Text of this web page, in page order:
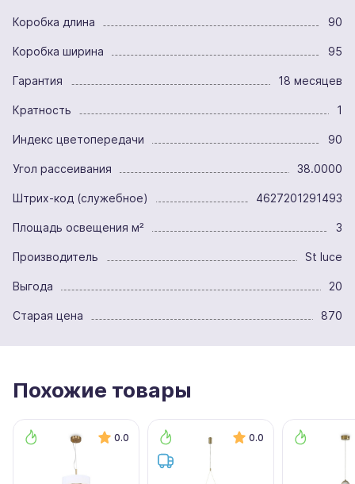
Коробка длина 90
Коробка ширина 95
Гарантия 18 месяцев
Кратность 1
Индекс цветопередачи 90
Угол рассеивания 38.0000
Штрих-код (служебное) 4627201291493
Площадь освещения м² 3
Производитель St luce
Выгода 20
Старая цена 870
Похожие товары
0.0 0.0